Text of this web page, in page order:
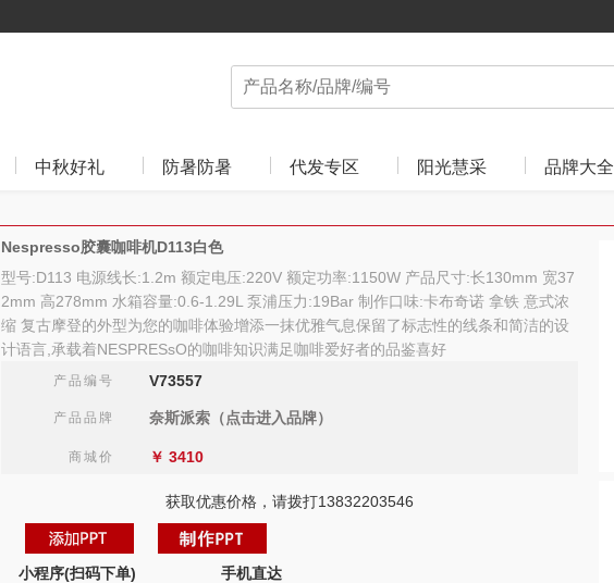
中秋好礼 防暑防暑 代发专区 阳光慧采 品牌大全
Nespresso胶囊咖啡机D113白色
型号:D113 电源线长:1.2m 额定电压:220V 额定功率:1150W 产品尺寸:长130mm 宽37
2mm 高278mm 水箱容量:0.6-1.29L 泵浦压力:19Bar 制作口味:卡布奇诺 拿铁 意式浓
缩 复古摩登的外型为您的咖啡体验增添一抹优雅气息保留了标志性的线条和简洁的设
计语言,承载着NESPRESsO的咖啡知识满足咖啡爱好者的品鉴喜好
产品编号 V73557
产品品牌 奈斯派索（点击进入品牌）
商城价 ￥ 3410
获取优惠价格，请拨打13832203546
小程序(扫码下单) 手机直达